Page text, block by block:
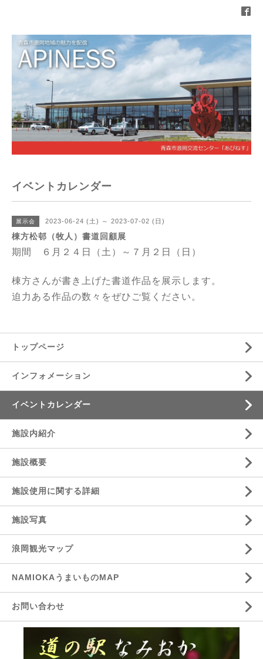
イベントカレンダー
展示会 2023-06-24 (土) ～ 2023-07-02 (日)
棟方松邨（牧人）書道回顧展
期間 ６月２４日（土）～７月２日（日）
棟方さんが書き上げた書道作品を展示します。
迫力ある作品の数々をぜひご覧ください。
トップページ
インフォメーション
イベントカレンダー
施設内紹介
施設概要
施設使用に関する詳細
施設写真
浪岡観光マップ
NAMIOKAうまいものMAP
お問い合わせ